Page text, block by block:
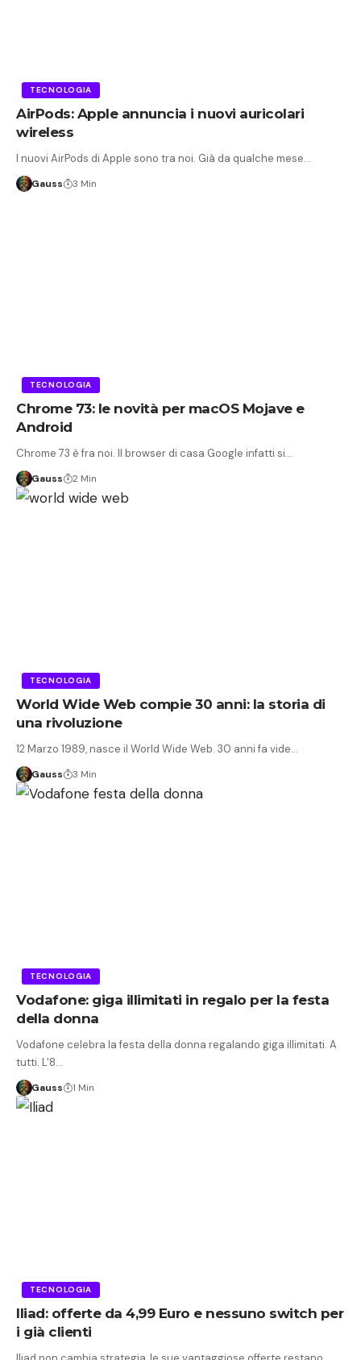
TECNOLOGIA
AirPods: Apple annuncia i nuovi auricolari
wireless
I nuovi AirPods di Apple sono tra noi. Già da qualche mese…
Gauss 3 Min
TECNOLOGIA
Chrome 73: le novità per macOS Mojave e
Android
Chrome 73 è fra noi. Il browser di casa Google infatti si…
Gauss 2 Min
TECNOLOGIA
World Wide Web compie 30 anni: la storia di
una rivoluzione
12 Marzo 1989, nasce il World Wide Web. 30 anni fa vide…
Gauss 3 Min
TECNOLOGIA
Vodafone: giga illimitati in regalo per la festa
della donna
Vodafone celebra la festa della donna regalando giga illimitati. A
tutti. L'8…
Gauss 1 Min
TECNOLOGIA
Iliad: offerte da 4,99 Euro e nessuno switch per
i già clienti